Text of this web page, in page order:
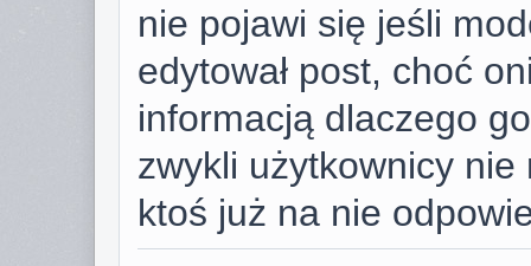
nie pojawi się jeśli
edytował post, choć
informacją dlaczego
zwykli użytkownicy
ktoś już na nie